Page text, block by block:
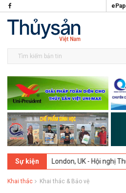
Sự kiện
London, UK - Hội nghị Thượng
Khai thác Khai thác & Bảo vệ